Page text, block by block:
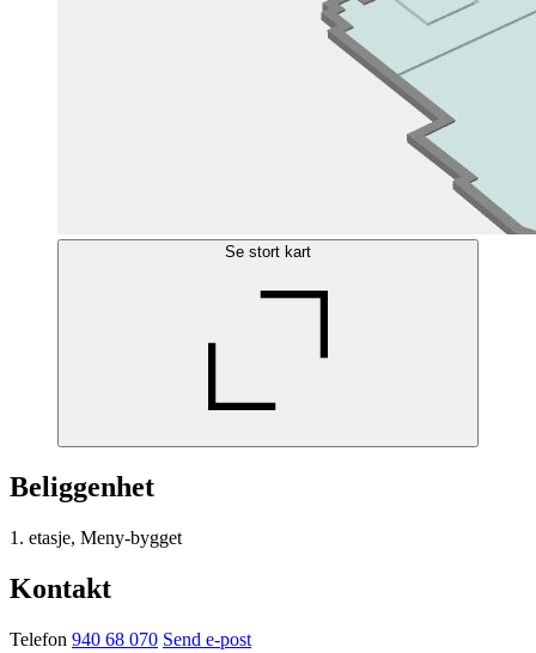
Se stort kart
Beliggenhet
1. etasje, Meny-bygget
Kontakt
Telefon 940 68 070 Send e-post